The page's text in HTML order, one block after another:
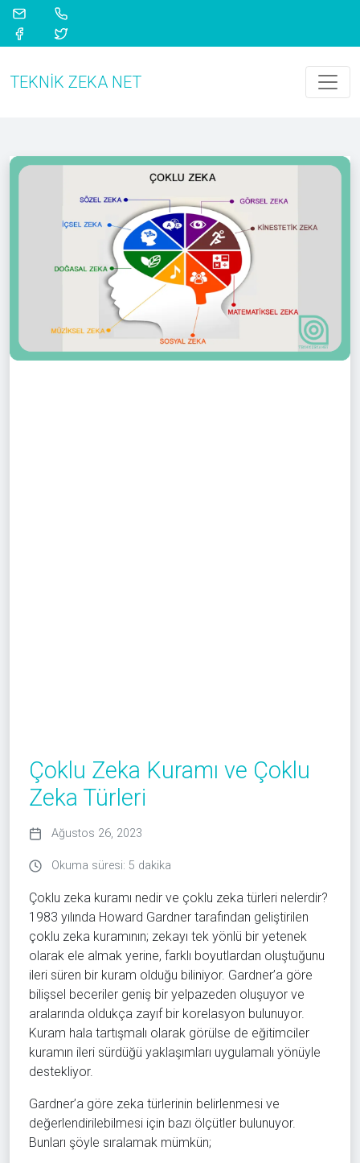
TEKNIK ZEKA NET
Çoklu Zeka Kuramı ve Çoklu
Zeka Türleri
Ağustos 26, 2023
Okuma süresi: 5 dakika
Çoklu zeka kuramı nedir ve çoklu zeka türleri nelerdir?
1983 yılında Howard Gardner tarafından geliştirilen
çoklu zeka kuramının; zekayı tek yönlü bir yetenek
olarak ele almak yerine, farklı boyutlardan oluştuğunu
ileri süren bir kuram olduğu biliniyor. Gardner’a göre
bilişsel beceriler geniş bir yelpazeden oluşuyor ve
aralarında oldukça zayıf bir korelasyon bulunuyor.
Kuram hala tartışmalı olarak görülse de eğitimciler
kuramın ileri sürdüğü yaklaşımları uygulamalı yönüyle
destekliyor.
Gardner’a göre zeka türlerinin belirlenmesi ve
değerlendirilebilmesi için bazı ölçütler bulunuyor.
Bunları şöyle sıralamak mümkün;